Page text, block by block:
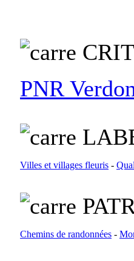
C
PNR
L
Villes et villages fleuris -
Chemins de randonnées -